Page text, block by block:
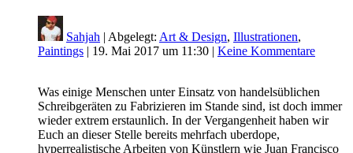
Sahjah | Abgelegt: Art & Design, Illustrationen,
Paintings | 19. Mai 2017 um 11:30 | Keine Kommentare
Was einige Menschen unter Einsatz von handelsüblichen
Schreibgeräten zu Fabrizieren im Stande sind, ist doch immer
wieder extrem erstaunlich. In der Vergangenheit haben wir
Euch an dieser Stelle bereits mehrfach uberdope,
hyperrealistische Arbeiten von Künstlern wie Juan Francisco